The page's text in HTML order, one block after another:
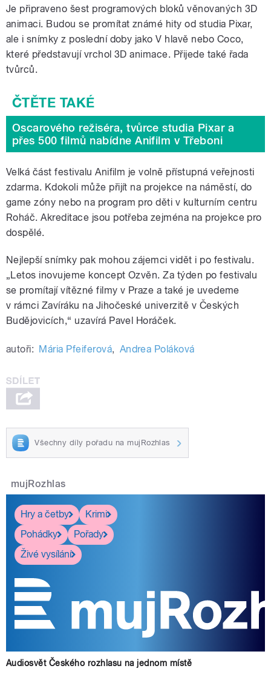
Je připraveno šest programových bloků věnovaných 3D
animaci. Budou se promítat známé hity od studia Pixar,
ale i snímky z poslední doby jako V hlavě nebo Coco,
které představují vrchol 3D animace. Přijede také řada
tvůrců.
Oscarového režiséra, tvůrce studia Pixar a
přes 500 filmů nabídne Anifilm v Třeboni
Velká část festivalu Anifilm je volně přístupná veřejnosti
zdarma. Kdokoli může přijít na projekce na náměstí, do
game zóny nebo na program pro děti v kulturním centru
Roháč. Akreditace jsou potřeba zejména na projekce pro
dospělé.
Nejlepší snímky pak mohou zájemci vidět i po festivalu.
„Letos inovujeme koncept Ozvěn. Za týden po festivalu
se promítají vítězné filmy v Praze a také je uvedeme
v rámci Zavíráku na Jihočeské univerzitě v Českých
Budějovicích,“ uzavírá Pavel Horáček.
autoři: Mária Pfeiferová, Andrea Poláková
Všechny díly pořadu na mujRozhlas
mujRozhlas
Hry a četby
Krimi
Pohádky
Pořady
Živé vysílání
Audiosvět Českého rozhlasu na jednom místě